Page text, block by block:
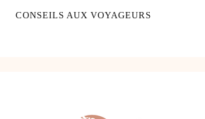
CONSEILS AUX VOYAGEURS